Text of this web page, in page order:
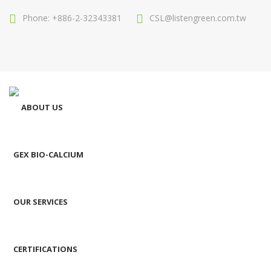
Phone: +886-2-32343381 CSL@listengreen.com.tw
ABOUT US
GEX BIO-CALCIUM
OUR SERVICES
CERTIFICATIONS